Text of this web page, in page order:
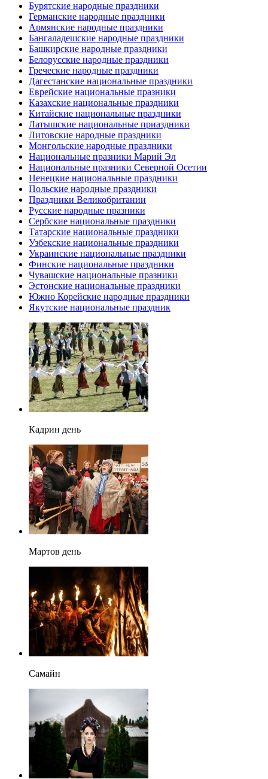
Бурятские народные праздники
Германские народные праздники
Армянские народные праздники
Бангаладешские народные праздники
Башкирские народные праздники
Белорусские народные праздники
Греческие народные праздники
Дагестанские национальные праздники
Еврейские национальные празники
Казахские национальные праздники
Китайские национальные праздники
Латышские национальные приаздники
Литовские народные праздники
Монгольские народные праздники
Национальные празники Марий Эл
Национальные празники Северной Осетии
Ненецкие национальные праздники
Польские народные праздники
Праздники Великобритании
Русские народные празники
Сербские национальные праздники
Татарские национальные праздники
Узбекские национальные праздники
Украинские национальные праздники
Финские национальные праздники
Чувашские национальные празники
Эстонские национальные праздники
Южно Корейские народные праздники
Якутские национальные праздник
Кадрин день
Мартов день
Самайн